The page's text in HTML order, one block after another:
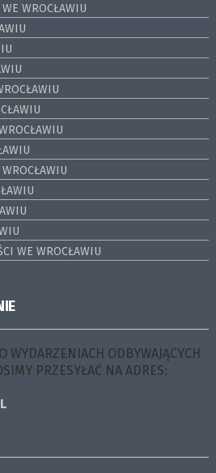
WROCŁAWIU
WE WROCŁAWIU
WYDARZENIACH ODBYWAJĄCYCH
PRZESYŁAĆ NA ADRES: